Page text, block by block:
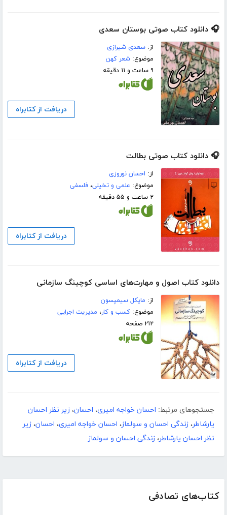
کتاب‌های تصادفی
🎧 دانلود کتاب صوتی بوستان سعدی
از:سعدی شیرازی
موضوع:شعر کهن
۹ ساعت و ۱۱ دقیقه
دریافت از کتابراه
🎧 دانلود کتاب صوتی بطالت
از: احسان نوروزی
موضوع: علمی و تخیلی،فلسفی
۲ ساعت و ۵۵ دقیقه
دریافت از کتابراه
دانلود کتاب اصول و مهارت‌های اساسی کوچینگ سازمانی
از: مایکل سیمپسون
موضوع:کسب و کار، مدیریت اجرایی
۲۱۲ صفحه
دریافت از کتابراه
جستجوهای مرتبط: احسان خواجه امیری، احسان، زیر نظر احسان
یارشاطر، زندگی احسان و سولماز، احسان خواجه امیری، احسان، زیر
نظر احسان یارشاطر، زندگی احسان و سولماز